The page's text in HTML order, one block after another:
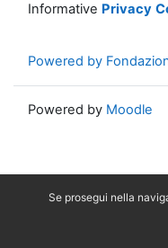
Se prosegui nella
Informative Privacy
Powered by
Powered by Moodle